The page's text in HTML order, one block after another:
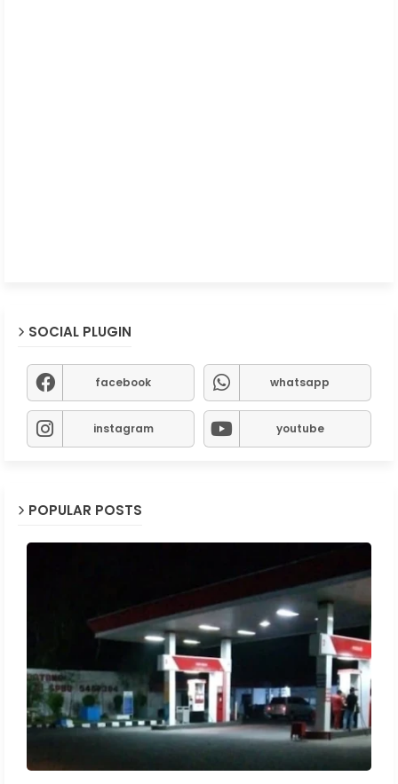
SOCIAL PLUGIN
facebook whatsapp
instagram youtube
POPULAR POSTS